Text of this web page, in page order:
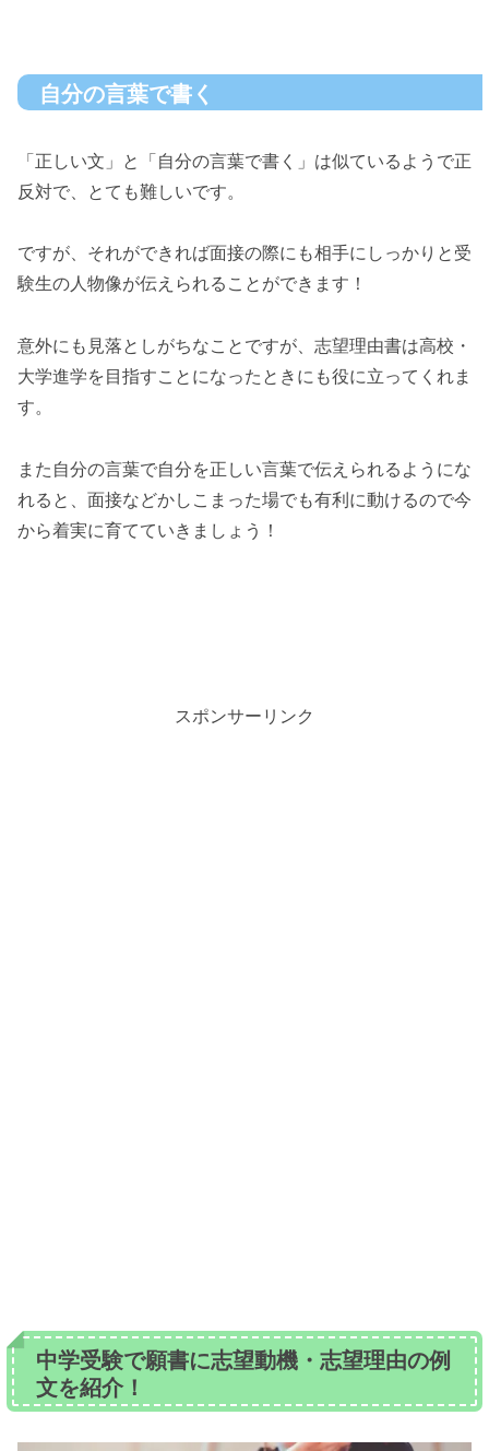
自分の言葉で書く
「正しい文」と「自分の言葉で書く」は似ているようで正
反対で、とても難しいです。
ですが、それができれば面接の際にも相手にしっかりと受
験生の人物像が伝えられることができます！
意外にも見落としがちなことですが、志望理由書は高校・
大学進学を目指すことになったときにも役に立ってくれま
す。
また自分の言葉で自分を正しい言葉で伝えられるようにな
れると、面接などかしこまった場でも有利に動けるので今
から着実に育てていきましょう！
スポンサーリンク
中学受験で願書に志望動機・志望理由の例
文を紹介！